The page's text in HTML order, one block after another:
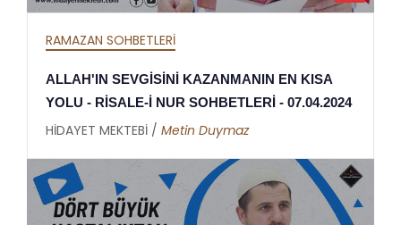
RAMAZAN SOHBETLERİ
ALLAH'IN SEVGİSİNİ KAZANMANIN EN KISA
YOLU - RİSALE-İ NUR SOHBETLERİ - 07.04.2024
HİDAYET MEKTEBİ / Metin Duymaz